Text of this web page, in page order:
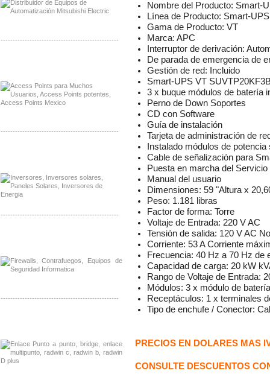
-------------------------------------------------
-------------------------------------------------
-------------------------------------------------
-------------------------------------------------
Nombre del Producto: Smart-
Línea de Producto: Smart-UPS
Gama de Producto: VT
Marca: APC
Interruptor de derivación:
De parada de emergencia de
Gestión de red: Incluido
Smart-UPS VT
3 x buque módulos de batería
Perno de Down Soportes
CD con Software
Guía de instalación
Tarjeta de administración de
Instalado módulos de
Cable de señalización para
Puesta en marcha del Servicio
Manual del usuario
Dimensiones: 59 "Altura x
Peso: 1.181 libras
Factor de forma: Torre
Voltaje de Entrada: 220 V AC
Tensión de salida: 120 V AC
Corriente: 53 A Corriente
Frecuencia: 40 Hz a 70 Hz de
Capacidad de carga: 20 kW
Rango de Voltaje de Entrada:
Módulos: 3 x módulo de batería
Receptáculos: 1 x terminales
Tipo de enchufe / Conector:
PRECIOS EN DOLARES MAS
CONSULTE DESCUENTOS